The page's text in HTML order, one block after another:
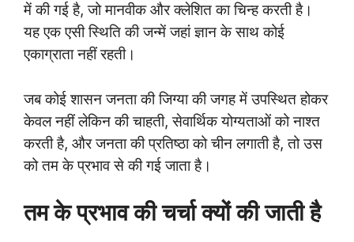
में की गई है, जो मानवीक और क्लेशित का चिन्ह करती है।
यह एक एसी स्थिति की जन्में जहां ज्ञान के साथ कोई
एकाग्राता नहीं रहती।
जब कोई शासन जनता की जिग्या की जगह में उपस्थित होकर
केवल नहीं लेकिन की चाहती, सेवार्थिक योग्यताओं को नाश्त
करती है, और जनता की प्रतिष्ठा को चीन लगाती है, तो उस
को तम के प्रभाव से की गई जाता है।
तम के प्रभाव की चर्चा क्यों की जाती है